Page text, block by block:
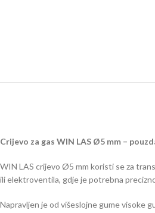
Crijevo za gas WIN LAS Ø5 mm –
WIN LAS crijevo Ø5 mm koristi se za
ili elektroventila, gdje je potrebna
Napravljen je od višeslojne gume visoke